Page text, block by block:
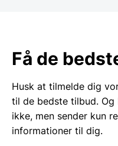
Få de
Husk at tilmelde dig
til de bedste tilbud. Og
ikke, men sender kun
informationer til dig.